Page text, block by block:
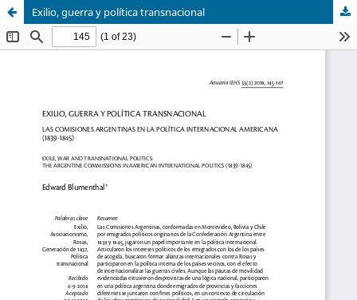
Exilio, guerra y política transnacional